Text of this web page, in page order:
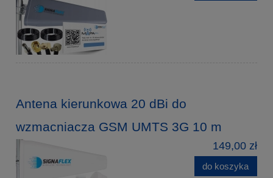
Antena kierunkowa 20 dBi do
wzmacniacza GSM UMTS 3G 10 m
149,00 zł
do koszyka